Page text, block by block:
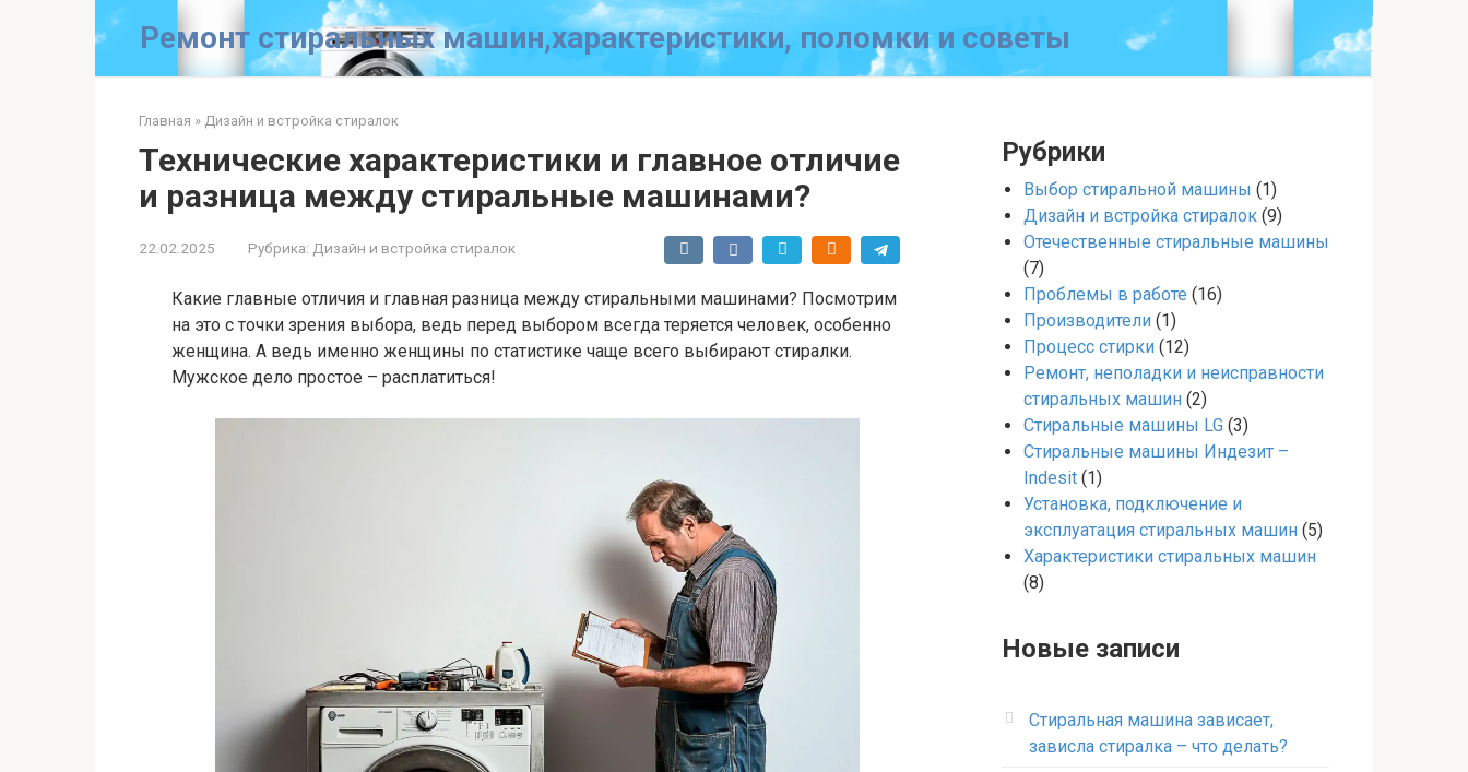
Ремонт стиральных машин,характеристики, поломки и советы
Главная » Дизайн и встройка стиралок
Технические характеристики и главное отличие
и разница между стиральные машинами?
22.02.2025 Рубрика: Дизайн и встройка стиралок
Какие главные отличия и главная разница между стиральными машинами? Посмотрим
на это с точки зрения выбора, ведь перед выбором всегда теряется человек, особенно
женщина. А ведь именно женщины по статистике чаще всего выбирают стиралки.
Мужское дело простое – расплатиться!
Рубрики
Выбор стиральной машины (1)
Дизайн и встройка стиралок (9)
Отечественные стиральные машины
(7)
Проблемы в работе (16)
Производители (1)
Процесс стирки (12)
Ремонт, неполадки и неисправности
стиральных машин (2)
Стиральные машины LG (3)
Стиральные машины Индезит –
Indesit (1)
Установка, подключение и
эксплуатация стиральных машин (5)
Характеристики стиральных машин
(8)
Новые записи
Стиральная машина зависает,
зависла стиралка – что делать?